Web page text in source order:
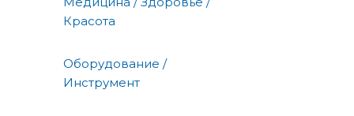
Красота
Оборудование /
Инструмент